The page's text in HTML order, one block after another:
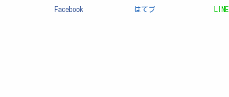
Facebook はてブ LINE